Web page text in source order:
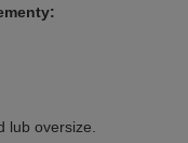
lub oversize.